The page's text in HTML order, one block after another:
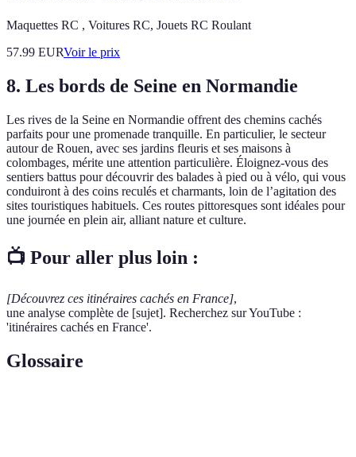
Maquettes RC , Voitures RC, Jouets RC Roulant
57.99 EURVoir le prix
8. Les bords de Seine en Normandie
Les rives de la Seine en Normandie offrent des chemins cachés
parfaits pour une promenade tranquille. En particulier, le secteur
autour de Rouen, avec ses jardins fleuris et ses maisons à
colombages, mérite une attention particulière. Éloignez-vous des
sentiers battus pour découvrir des balades à pied ou à vélo, qui vous
conduiront à des coins reculés et charmants, loin de l’agitation des
sites touristiques habituels. Ces routes pittoresques sont idéales pour
une journée en plein air, alliant nature et culture.
📺 Pour aller plus loin :
[Découvrez ces itinéraires cachés en France],
une analyse complète de [sujet]. Recherchez sur YouTube :
'itinéraires cachés en France'.
Glossaire